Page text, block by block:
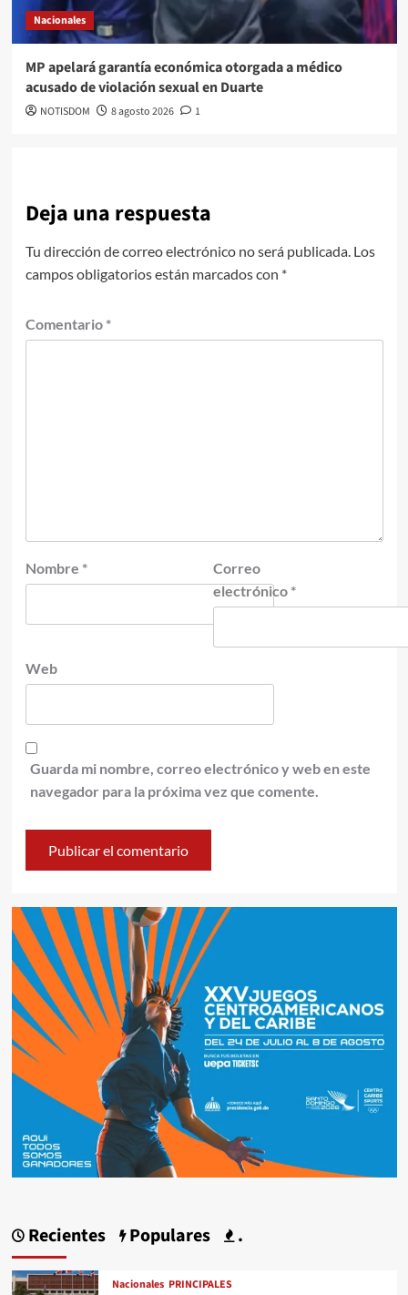
Nacionales
MP apelará garantía económica otorgada a médico
acusado de violación sexual en Duarte
NOTISDOM 8 agosto 2026 1
Deja una respuesta
Tu dirección de correo electrónico no será publicada. Los
campos obligatorios están marcados con *
Comentario *
Nombre *
Correo
electrónico *
Web
Guarda mi nombre, correo electrónico y web en este
navegador para la próxima vez que comente.
Recientes Populares .
Nacionales PRINCIPALES